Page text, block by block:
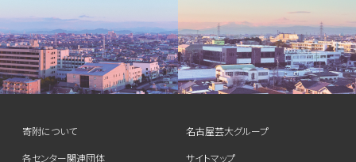
寄附について
名古屋芸大グループ
各センター関連団体
サイトマップ